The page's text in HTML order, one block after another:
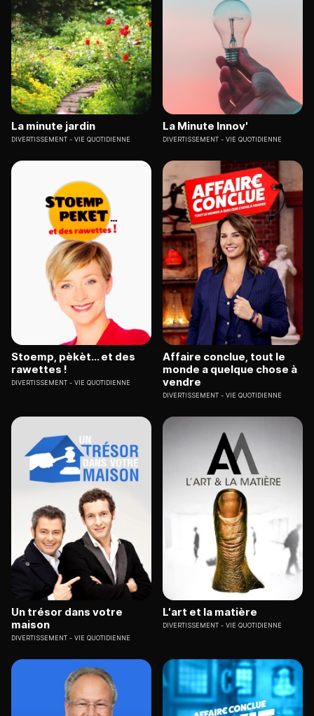
La minute jardin
DIVERTISSEMENT VIE QUOTIDIENNE
La Minute Innov'
DIVERTISSEMENT VIE QUOTIDIENNE
Stoemp, pèkèt... et des
rawettes !
DIVERTISSEMENT VIE QUOTIDIENNE
Affaire conclue, tout le
monde a quelque chose à
vendre
DIVERTISSEMENT VIE QUOTIDIENNE
Un trésor dans votre
maison
DIVERTISSEMENT VIE QUOTIDIENNE
L'art et la matière
DIVERTISSEMENT VIE QUOTIDIENNE